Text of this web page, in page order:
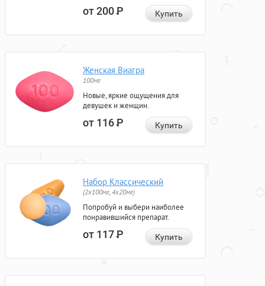
от 200Р Купить
Женская Виагра
100мг
Новые, яркие ощущения для
девушек и женщин.
от 116Р Купить
Набор Классический
(2x100мг, 4x20мг)
Попробуй и выбери наиболее
понравившийся препарат.
от 117Р Купить